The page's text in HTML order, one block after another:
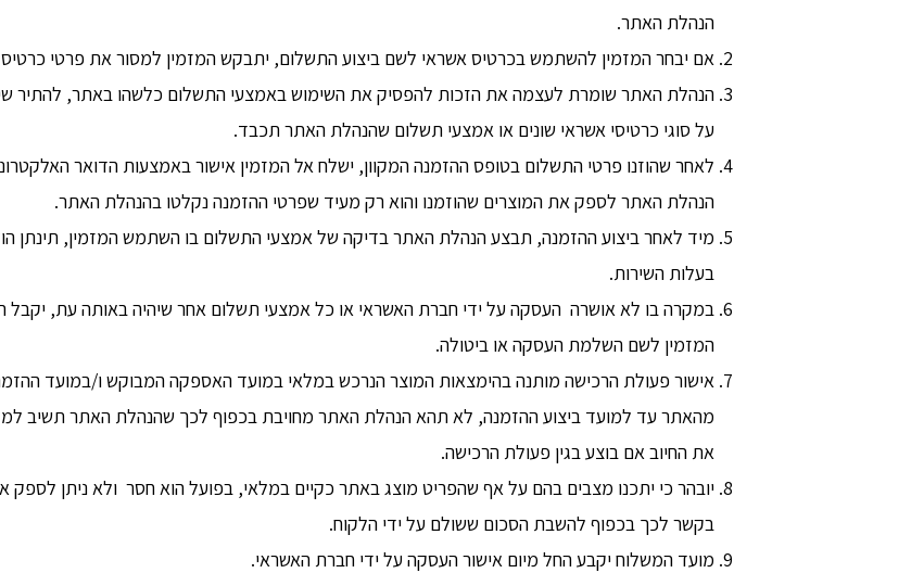
הנהלת האתר.
אם יבחר המזמין להשתמש בכרטיס אשראי לשם ביצוע התשלום, יתבקש המזמין למסור את פרטי כרטיס
הנהלת האתר שומרת לעצמה את הזכות להפסיק את השימוש באמצעי התשלום כלשהו באתר, להתיר
על סוגי כרטיסי אשראי שונים או אמצעי תשלום שהנהלת האתר תכבד.
לאחר שהוזנו פרטי התשלום בטופס ההזמנה המקוון, ישלח אל המזמין אישור באמצעות הדואר
הנהלת האתר לספק את המוצרים שהוזמנו והוא רק מעיד שפרטי ההזמנה נקלטו בהנהלת האתר.
מיד לאחר ביצוע ההזמנה, תבצע הנהלת האתר בדיקה של אמצעי התשלום בו השתמש המזמין, תינתן
בעלות השירות.
במקרה בו לא אושרה העסקה על ידי חברת האשראי או כל אמצעי תשלום אחר שיהיה באותה עת,
המזמין לשם השלמת העסקה או ביטולה.
אישור פעולת הרכישה מותנה בהימצאות המוצר הנרכש במלאי במועד האספקה המבוקש ו/במועד
מהאתר עד למועד ביצוע ההזמנה, לא תהא הנהלת האתר מחויבת בכפוף לכך שהנהלת האתר תשיב
את החיוב אם בוצע בגין פעולת הרכישה.
יובהר כי יתכנו מצבים בהם על אף שהפריט מוצג באתר כקיים במלאי, בפועל הוא חסר ולא ניתן
בקשר לכך בכפוף להשבת הסכום ששולם על ידי הלקוח.
מועד המשלוח יקבע החל מיום אישור העסקה על ידי חברת האשראי.